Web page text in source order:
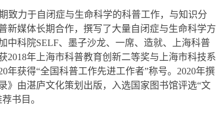
致力于自闭症与生命科学的科普工作，与知识分
新媒体长期合作，撰写了大量自闭症与生命科学方
中科院SELF、墨子沙龙、一席、造就、上海科普
2018年上海市科普教育创新二等奖与上海市科技系
年获得“全国科普工作先进工作者”称号。2020年撰
》由湛庐文化策划出版，入选国家图书馆评选“文
书目。